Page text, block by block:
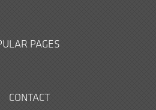
PAGES
CONTACT